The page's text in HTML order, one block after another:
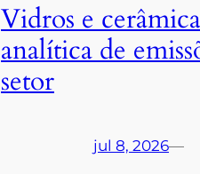
Vidros e
analítica de
setor
jul 8, 2026—